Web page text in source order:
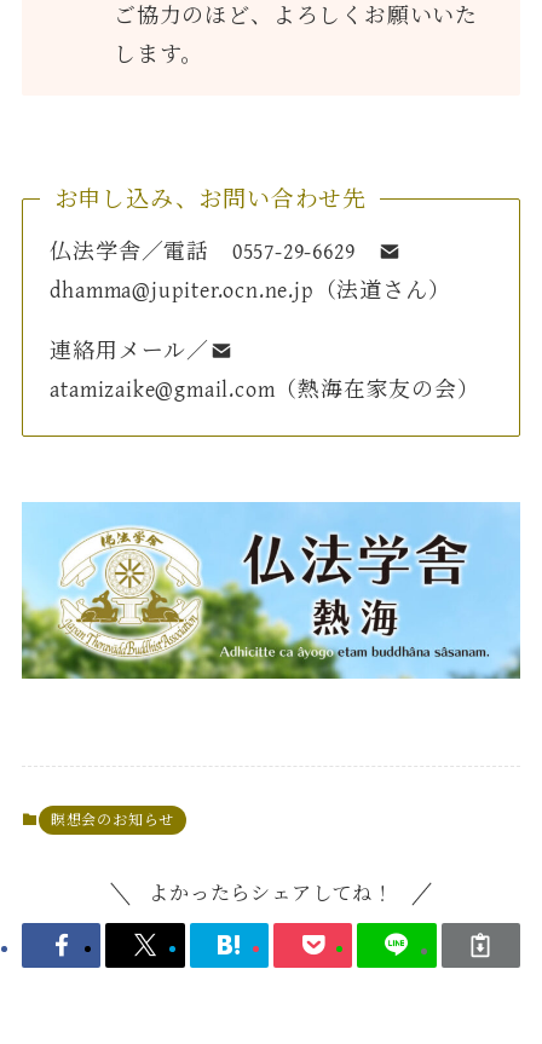
ご協力のほど、よろしくお願いいた
します。
お申し込み、お問い合わせ先
仏法学舎／電話 0557-29-6629
dhamma@jupiter.ocn.ne.jp（法道さん）
連絡用メール／
atamizaike@gmail.com（熱海在家友の会）
瞑想会のお知らせ
よかったらシェアしてね！